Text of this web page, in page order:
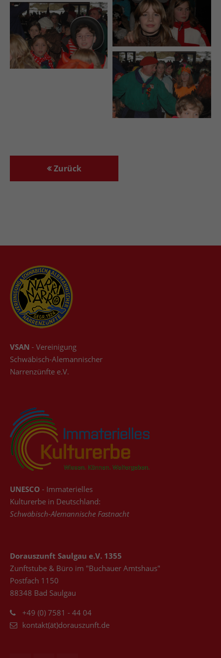
Zurück
VSAN - Vereinigung
Schwäbisch-Alemannischer
Narrenzünfte e.V.
UNESCO - Immaterielles
Kulturerbe in Deutschland:
Schwäbisch-Alemannische Fastnacht
Dorauszunft Saulgau e.V. 1355
Zunftstube & Büro im "Buchauer Amtshaus"
Postfach 1150
88348 Bad Saulgau
+49 (0) 7581 - 44 04
kontakt(ät)dorauszunft.de